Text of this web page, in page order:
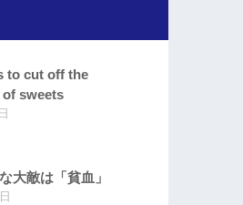
to cut off the
sweets
大敵は「貧血」